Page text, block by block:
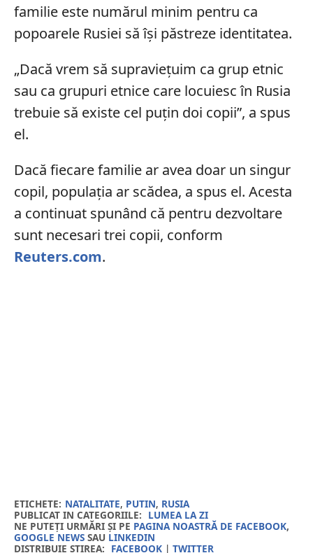
familie este numărul minim pentru ca
popoarele Rusiei să își păstreze identitatea.
„Dacă vrem să supraviețuim ca grup etnic
sau ca grupuri etnice care locuiesc în Rusia
trebuie să existe cel puțin doi copii”, a spus
el.
Dacă fiecare familie ar avea doar un singur
copil, populația ar scădea, a spus el. Acesta
a continuat spunând că pentru dezvoltare
sunt necesari trei copii, conform
Reuters.com.
ETICHETE: NATALITATE, PUTIN, RUSIA
PUBLICAT IN CATEGORIILE: LUMEA LA ZI
NE PUTEȚI URMĂRI ȘI PE PAGINA NOASTRĂ DE FACEBOOK,
GOOGLE NEWSSAU LINKEDIN
DISTRIBUIE ȘTIREA: FACEBOOK| TWITTER